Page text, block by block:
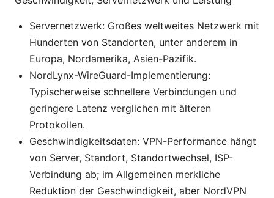
Servernetzwerk: Großes weltweites Netzwerk mit
Hunderten von Standorten, unter anderem in
Europa, Nordamerika, Asien-Pazifik.
NordLynx-WireGuard-Implementierung:
Typischerweise schnellere Verbindungen und
geringere Latenz verglichen mit älteren
Protokollen.
Geschwindigkeitsdaten: VPN-Performance hängt
von Server, Standort, Standortwechsel, ISP-
Verbindung ab; im Allgemeinen merkliche
Reduktion der Geschwindigkeit, aber NordVPN